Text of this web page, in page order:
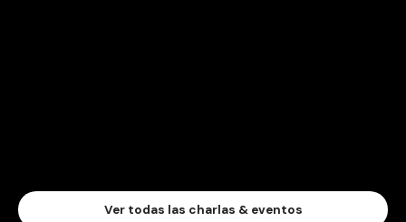
Ver todas las charlas & eventos